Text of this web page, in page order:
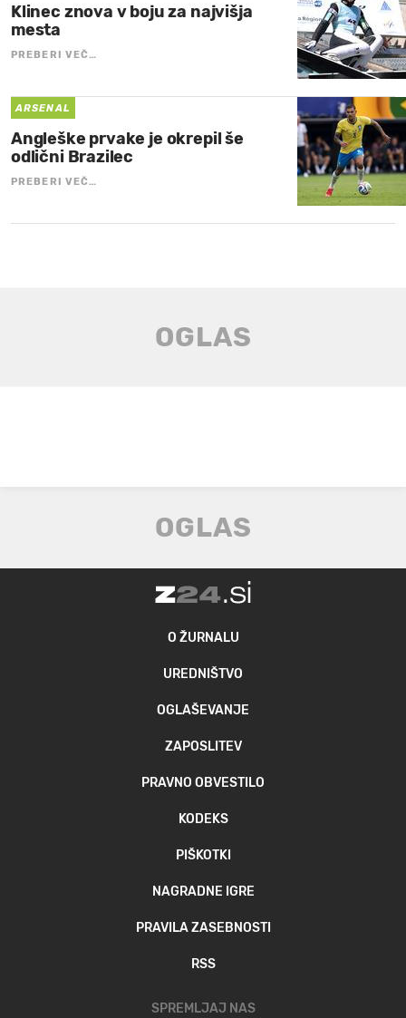
Klinec znova v boju za najvišja
mesta
PREBERI VEČ…
ARSENAL
Angleške prvake je okrepil še
odlični Brazilec
PREBERI VEČ…
O ŽURNALU
UREDNIŠTVO
OGLAŠEVANJE
ZAPOSLITEV
PRAVNO OBVESTILO
KODEKS
PIŠKOTKI
NAGRADNE IGRE
PRAVILA ZASEBNOSTI
RSS
SPREMLJAJ NAS